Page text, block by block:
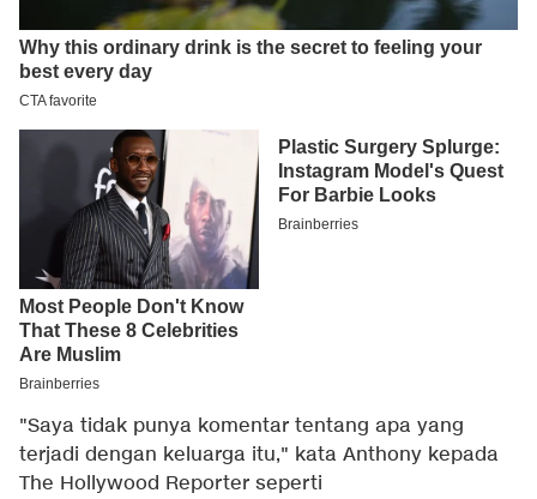
"Saya tidak punya komentar tentang apa yang
terjadi dengan keluarga itu," kata Anthony kepada
The Hollywood Reporter seperti